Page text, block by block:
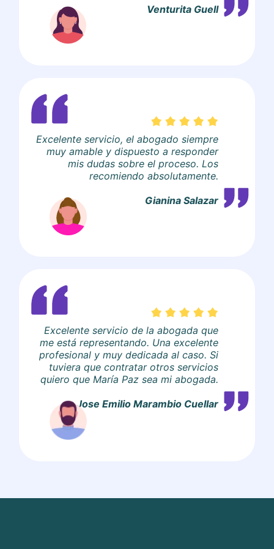
Venturita Guell
Excelente servicio, el abogado siempre
muy amable y dispuesto a responder
mis dudas sobre el proceso. Los
recomiendo absolutamente.
Gianina Salazar
Excelente servicio de la abogada que
me está representando. Una excelente
profesional y muy dedicada al caso. Si
tuviera que contratar otros servicios
quiero que María Paz sea mi abogada.
Jose Emilio Marambio Cuellar